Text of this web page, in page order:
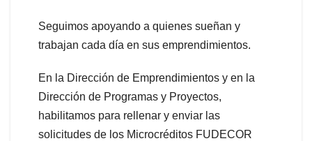
Seguimos apoyando a quienes sueñan y
trabajan cada día en sus emprendimientos.
En la Dirección de Emprendimientos y en la
Dirección de Programas y Proyectos,
habilitamos para rellenar y enviar las
solicitudes de los Microcréditos FUDECOR